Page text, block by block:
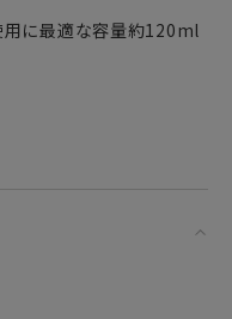
に最適な容量約120ml